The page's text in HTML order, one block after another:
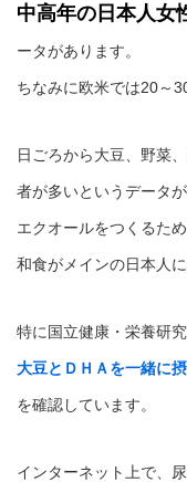
中高年の日本人女
ータがあります。
ちなみに欧米では20～
日ごろから大豆、野菜
者が多いというデータが
エクオールをつくるた
和食がメインの日本人
特に国立健康・栄養研
大豆とＤＨＡを一緒に
を確認しています。
インターネット上で、